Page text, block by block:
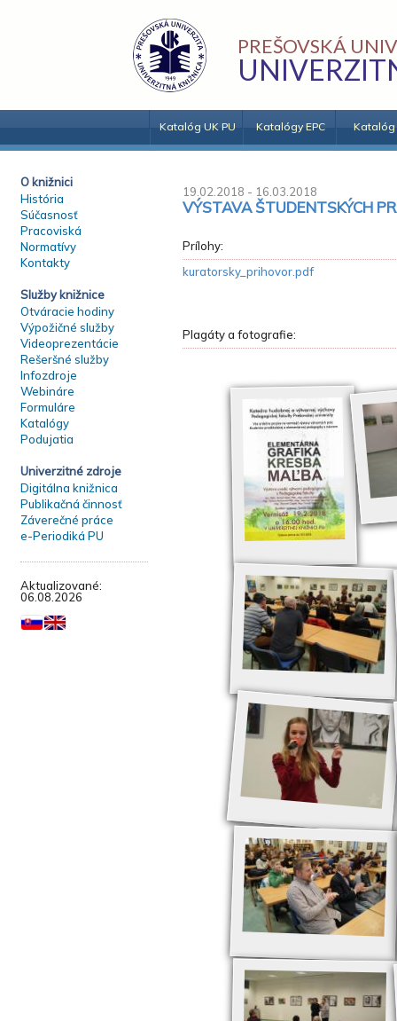
PREŠOVSKÁ
Katalóg UK PU Katalógy EPC Katalóg
O knižnici
História
Súčasnosť
Pracoviská
Normatívy
Kontakty
Služby knižnice
Otváracie hodiny
Výpožičné služby
Videoprezentácie
Rešeršné služby
Infozdroje
Webináre
Formuláre
Katalógy
Podujatia
Univerzitné zdroje
Digitálna knižnica
Publikačná činnosť
Záverečné práce
e-Periodiká PU
Aktualizované:
06.08.2026
19.02.2018 - 16.03.2018
VÝSTAVA ŠTUDENTSKÝCH
Prílohy:
kuratorsky_prihovor.pdf
Plagáty a fotografie: